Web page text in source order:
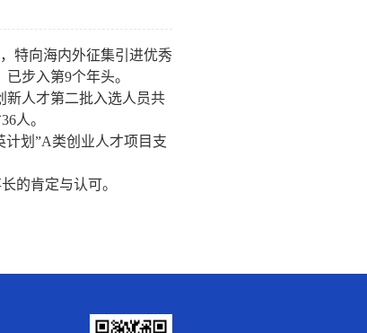
特向海内外征集引进优秀
已步入第9个年头。
新人才第二批入选人员共
36人。
计划”A类创业人才项目支
的肯定与认可。